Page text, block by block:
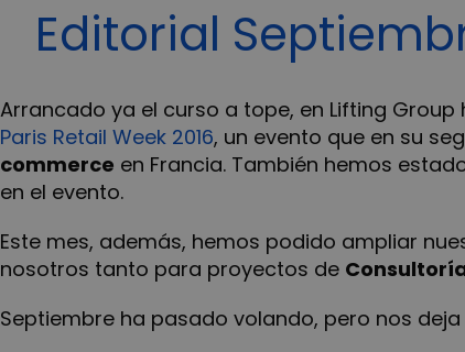
Editorial
Arrancado ya el curso a tope, en Lifting
Paris Retail Week 2016, un evento que en su
commerce en Francia. También hemos
en el evento.
Este mes, además, hemos podido ampliar
nosotros tanto para proyectos de
Septiembre ha pasado volando, pero nos